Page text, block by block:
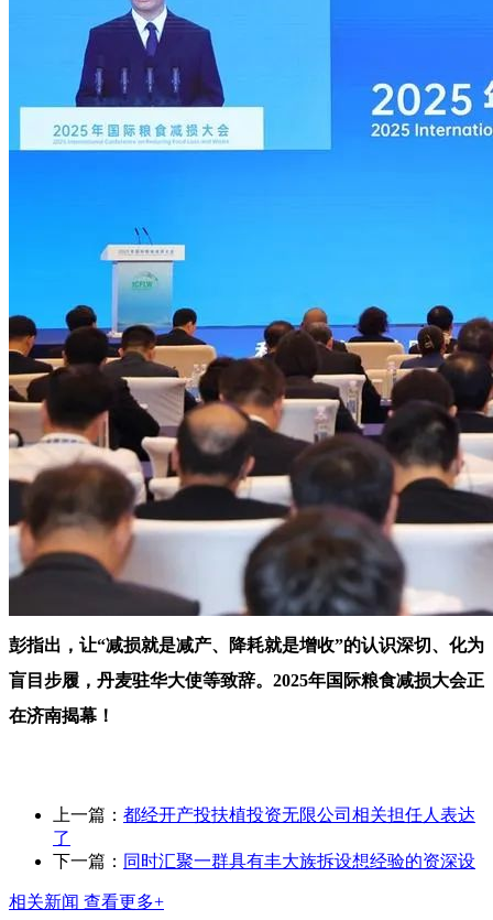
彭指出，让“减损就是减产、降耗就是增收”的认识深切、化为
盲目步履，丹麦驻华大使等致辞。2025年国际粮食减损大会正
在济南揭幕！
上一篇： 都经开产投扶植投资无限公司相关担任人表达
了
下一篇： 同时汇聚一群具有丰大族拆设想经验的资深设
相关新闻 查看更多+